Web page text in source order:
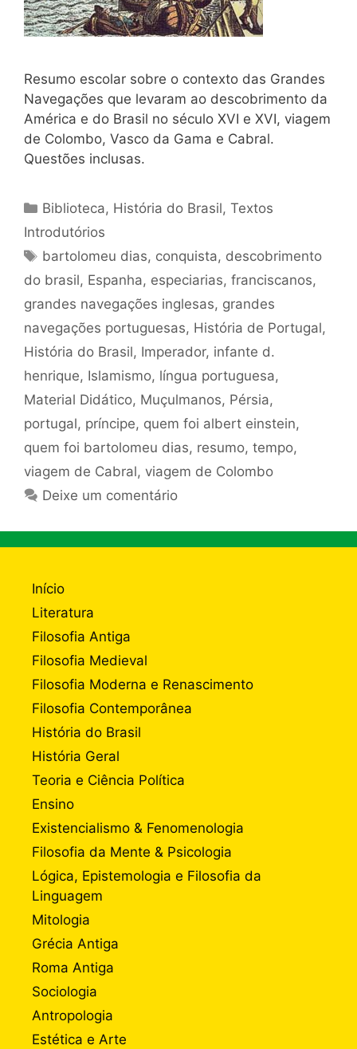
Resumo escolar sobre o contexto das Grandes
Navegações que levaram ao descobrimento da
América e do Brasil no século XVI e XVI, viagem
de Colombo, Vasco da Gama e Cabral.
Questões inclusas.
Categorias
Biblioteca, História do Brasil,Textos
Introdutórios
Tags
bartolomeu dias, conquista, descobrimento
do brasil, Espanha, especiarias, franciscanos,
grandes navegações inglesas, grandes
navegações portuguesas, História de Portugal,
História do Brasil, Imperador, infante d.
henrique, Islamismo, língua portuguesa,
Material Didático, Muçulmanos, Pérsia,
portugal, príncipe, quem foi albert einstein,
quem foi bartolomeu dias, resumo, tempo,
viagem de Cabral, viagem de Colombo
Deixe um comentário
Início
Literatura
Filosofia Antiga
Filosofia Medieval
Filosofia Moderna e Renascimento
Filosofia Contemporânea
História do Brasil
História Geral
Teoria e Ciência Política
Ensino
Existencialismo & Fenomenologia
Filosofia da Mente & Psicologia
Lógica, Epistemologia e Filosofia da
Linguagem
Mitologia
Grécia Antiga
Roma Antiga
Sociologia
Antropologia
Estética e Arte